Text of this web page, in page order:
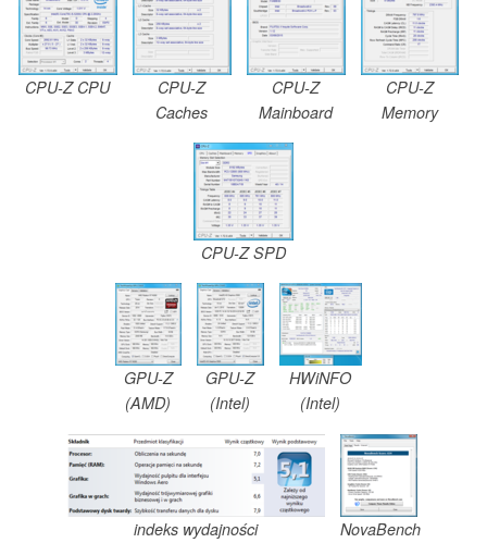
CPU-Z CPU
CPU-Z
Caches
CPU-Z
Mainboard
CPU-Z
Memory
CPU-Z SPD
GPU-Z
(AMD)
GPU-Z
(Intel)
HWiNFO
(Intel)
indeks wydajności NovaBench